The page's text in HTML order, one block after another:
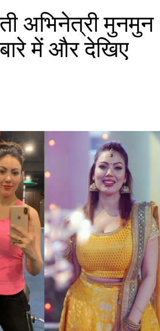
अभिनेत्री मुनमुन
में और देखिए